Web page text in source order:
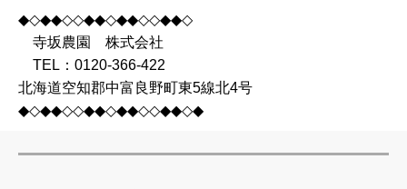
◆◇◆◆◇◇◆◆◇◆◆◇◇◆◆◇
寺坂農園 株式会社
TEL：0120-366-422
北海道空知郡中富良野町東5線北4号
◆◇◆◆◇◇◆◆◇◆◆◇◇◆◆◇◆